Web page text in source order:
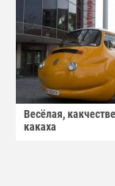
Весёлая,
какаха